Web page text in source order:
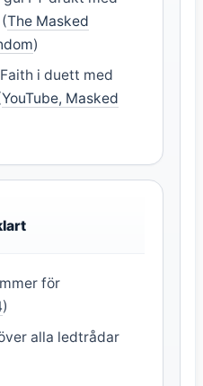
The Masked
)
i duett med
YouTube, Masked
för
)
alla ledtrådar